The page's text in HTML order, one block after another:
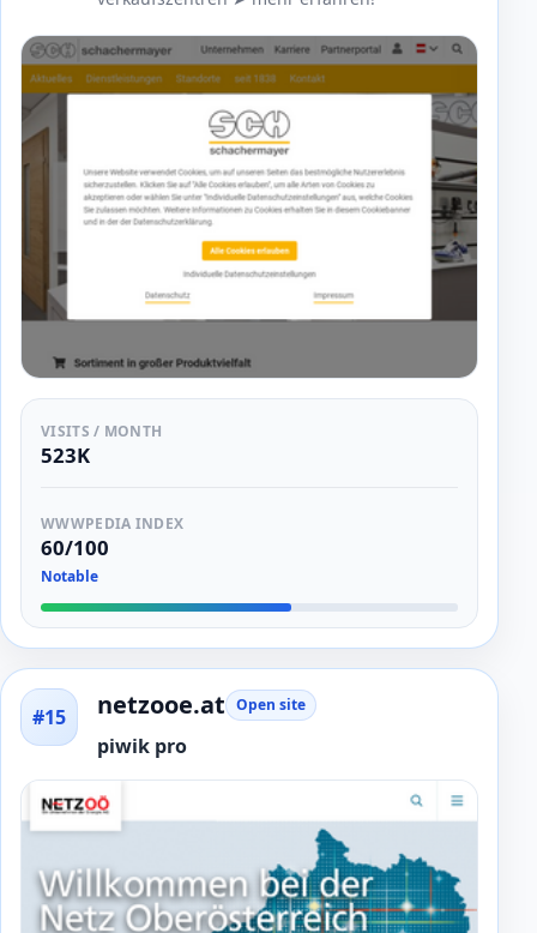
VISITS / MONTH
523K
WWWPEDIA INDEX
60/100
Notable
#15 netzooe.at Open site
piwik pro